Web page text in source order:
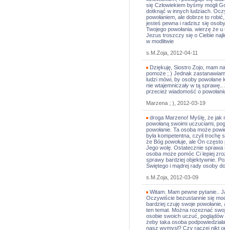
się Człowiekiem byśmy mogli
dotknąć w innych ludziach.
powołaniem, ale dobrze to
jesteś pewna i radzisz się
Twojego powołania. wierzę że
Jezus troszczy się o Ciebie
w modlitwie
s.M.Zoja, 2012-04-11
Dziękuję, Siostro Zojo, mam
pomoże ; ) Jednak
ludzi mówi, by osoby powołane
nie wtajemniczały w tą
przecież wiadomość o
Marzena ; ), 2012-03-19
droga Marzeno! Myślę, że jak
powołaną swoimi uczuciami,
powołanie. Ta osoba może
była kompetentna, czyli trochę
że Bóg powołuje, ale On
Jego wolę. Ostatecznie
osoba może pomóc Ci lepiej
sprawy bardziej objektywnie.
Świętego i mądrej rady osoby
s.M.Zoja, 2012-03-09
Witam. Mam pewne pytanie..
Oczywiście bezustannie się
bardziej czuję swoje
ten temat. Można rozeznać
osobie swoich uczuć,
żeby taka osoba
nasz wymysł? Czy raczej nikt